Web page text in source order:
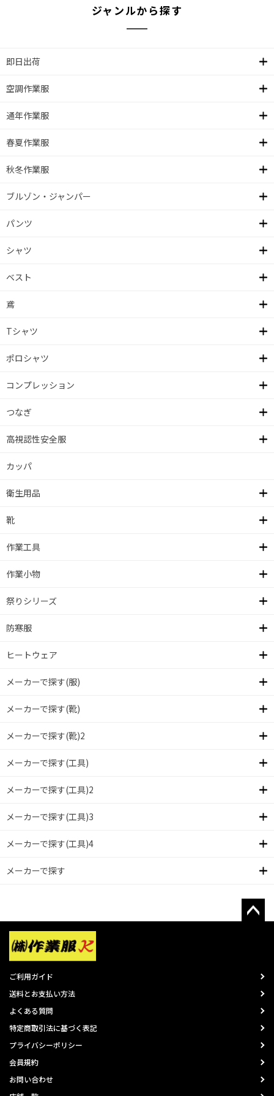
ジャンルから探す
即日出荷
空調作業服
通年作業服
春夏作業服
秋冬作業服
ブルゾン・ジャンパー
パンツ
シャツ
ベスト
鳶
Tシャツ
ポロシャツ
コンプレッション
つなぎ
高視認性安全服
カッパ
衛生用品
靴
作業工具
作業小物
祭りシリーズ
防寒服
ヒートウェア
メーカーで探す(服)
メーカーで探す(靴)
メーカーで探す(靴)2
メーカーで探す(工具)
メーカーで探す(工具)2
メーカーで探す(工具)3
メーカーで探す(工具)4
メーカーで探す
ご利用ガイド
送料とお支払い方法
よくある質問
特定商取引法に基づく表記
プライバシーポリシー
会員規約
お問い合わせ